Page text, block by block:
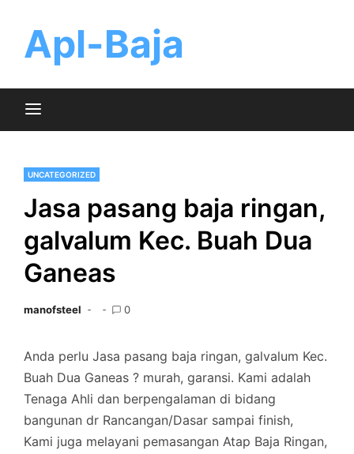
contentApl-Baja
UNCATEGORIZED
Jasa pasang baja ringan,
galvalum Kec. Buah Dua
Ganeas
manofsteel 0
Anda perlu Jasa pasang baja ringan, galvalum Kec.
Buah Dua Ganeas ? murah, garansi. Kami adalah
Tenaga Ahli dan berpengalaman di bidang
bangunan dr Rancangan/Dasar sampai finish,
Kami juga melayani pemasangan Atap Baja Ringan,